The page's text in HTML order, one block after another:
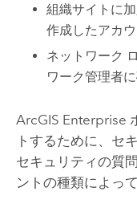
組織サイトに
作成したアカ
ネットワーク
ワーク管理者
ArcGIS Enterprise
トするために、セ
セキュリティの質
ントの種類によっ